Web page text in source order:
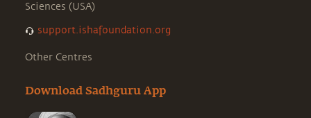
Sciences (USA)
support.ishafoundation.org
Other Centres
Download Sadhguru App